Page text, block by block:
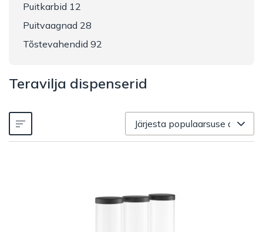
Puitkarbid 12
Puitvaagnad 28
Tõstevahendid 92
Teravilja dispenserid